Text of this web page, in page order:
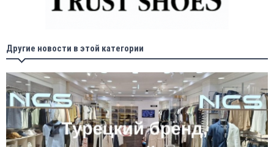
Другие новости в этой категории